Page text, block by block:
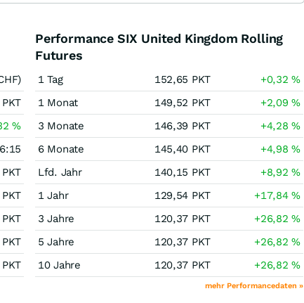
PKT
%
PKT
PKT
PKT
PKT
PKT
Performance SIX United Kingdom Rolling
Futures
1 Tag 152,65 PKT +0,32%
1 Monat
149,52 PKT +2,09%
3 Monate
146,39 PKT +4,28%
6 Monate
145,40 PKT +4,98%
Lfd. Jahr
140,15 PKT +8,92%
1 Jahr
129,54 PKT +17,84%
3 Jahre
120,37 PKT +26,82%
5 Jahre
120,37 PKT +26,82%
10 Jahre
120,37 PKT +26,82%
mehr Performancedaten »